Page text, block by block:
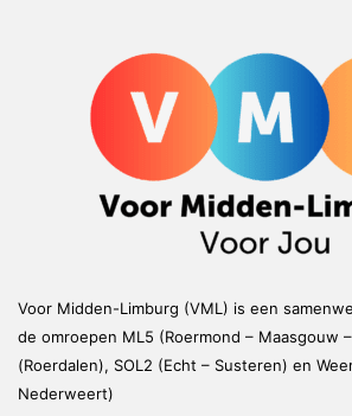
Voor Midden-Limburg (VML) is een
de omroepen ML5 (Roermond – Maasgouw
(Roerdalen), SOL2 (Echt – Susteren) en
Nederweert)